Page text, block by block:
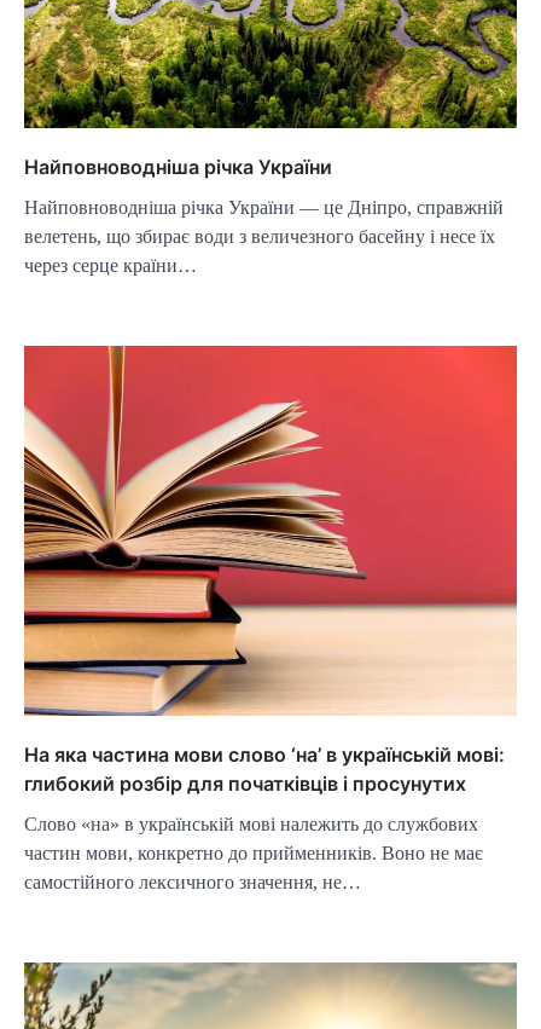
Найповноводніша річка України
Найповноводніша річка України — це Дніпро, справжній
велетень, що збирає води з величезного басейну і несе їх
через серце країни…
На яка частина мови слово ‘на’ в українській мові:
глибокий розбір для початківців і просунутих
Слово «на» в українській мові належить до службових
частин мови, конкретно до прийменників. Воно не має
самостійного лексичного значення, не…